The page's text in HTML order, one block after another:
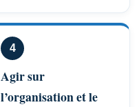
4
Agir sur
l’organisation et le